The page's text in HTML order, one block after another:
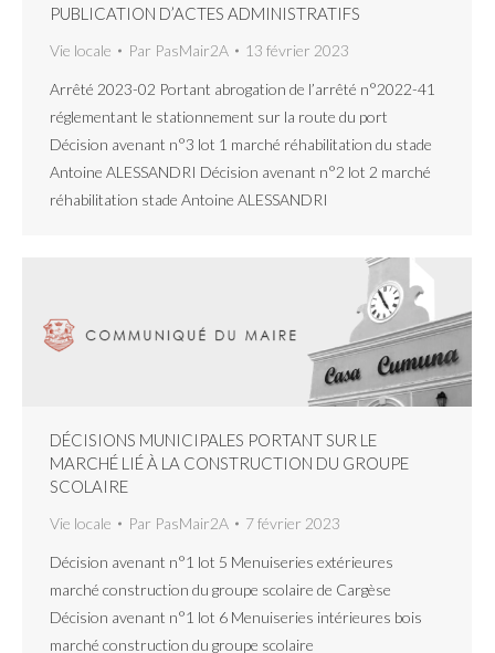
PUBLICATION D’ACTES ADMINISTRATIFS
Vie locale Par PasMair2A 13 février 2023
Arrêté 2023-02 Portant abrogation de l’arrêté n°2022-41
réglementant le stationnement sur la route du port
Décision avenant n°3 lot 1 marché réhabilitation du stade
Antoine ALESSANDRI Décision avenant n°2 lot 2 marché
réhabilitation stade Antoine ALESSANDRI
DÉCISIONS MUNICIPALES PORTANT SUR LE
MARCHÉ LIÉ À LA CONSTRUCTION DU GROUPE
SCOLAIRE
Vie locale Par PasMair2A 7 février 2023
Décision avenant n°1 lot 5 Menuiseries extérieures
marché construction du groupe scolaire de Cargèse
Décision avenant n°1 lot 6 Menuiseries intérieures bois
marché construction du groupe scolaire